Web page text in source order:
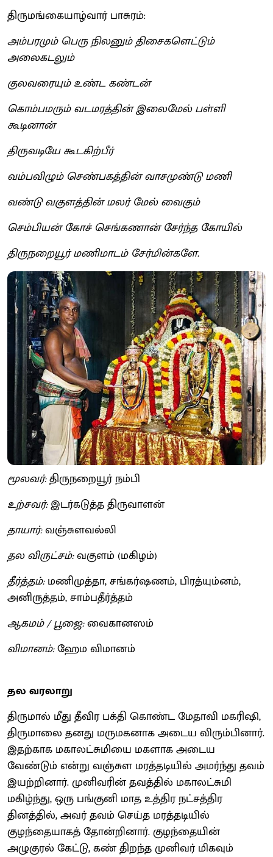
திருமங்கையாழ்வார் பாசுரம்:
அம்பரமும் பெரு நிலனும் திசைகளெட்டும்
அலைகடலும்
குலவரையும் உண்ட கண்டன்
கொம்பமரும் வடமரத்தின் இலைமேல் பள்ளி
கூடினான்
திருவடியே கூடகிற்பீர்
வம்பவிழும் செண்பகத்தின் வாசமுண்டு மணி
வண்டு வகுளத்தின் மலர் மேல் வைகும்
செம்பியன் கோச் செங்கணான் சேர்ந்த கோயில்
திருநறையூர் மணிமாடம் சேர்மின்களே.
மூலவர்:திருநறையூர் நம்பி
உற்சவர்:இடர்கடுத்த திருவாளன்
தாயார்:வஞ்சுளவல்லி
தல விருட்சம்:வகுளம் (மகிழம்)
தீர்த்தம்:மணிமுத்தா, சங்கர்ஷணம், பிரத்யும்னம்,
அனிருத்தம், சாம்பதீர்த்தம்
ஆகமம் / பூஜை:வைகானஸம்
விமானம்:ஹேம விமானம்
தல வரலாறு
திருமால் மீது தீவிர பக்தி கொண்ட மேதாவி மகரிஷி,
திருமாலை தனது மருமகனாக அடைய விரும்பினார்.
இதற்காக மகாலட்சுமியை மகளாக அடைய
வேண்டும் என்று வஞ்சுள மரத்தடியில் அமர்ந்து தவம்
இயற்றினார். முனிவரின் தவத்தில் மகாலட்சுமி
மகிழ்ந்து, ஒரு பங்குனி மாத உத்திர நட்சத்திர
தினத்தில், அவர் தவம் செய்த மரத்தடியில்
குழந்தையாகத் தோன்றினார். குழந்தையின்
அழுகுரல் கேட்டு, கண் திறந்த முனிவர் மிகவும்